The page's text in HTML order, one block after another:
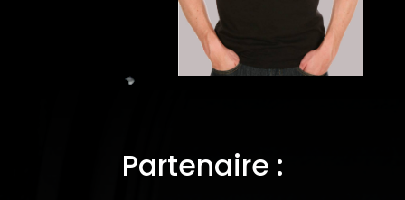
Partenaire :